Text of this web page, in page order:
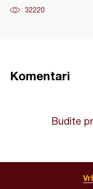
32220
Komentari
Budite